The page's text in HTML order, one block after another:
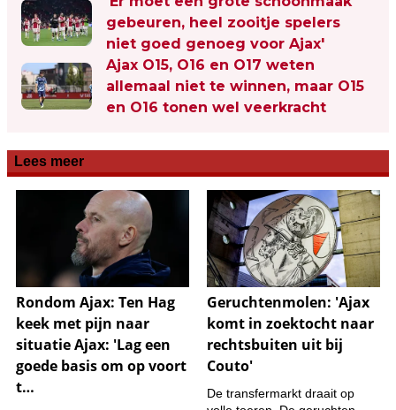
gebeuren, heel zooitje spelers
niet goed genoeg voor Ajax'
Ajax O15, O16 en O17 weten
allemaal niet te winnen, maar O15
en O16 tonen wel veerkracht